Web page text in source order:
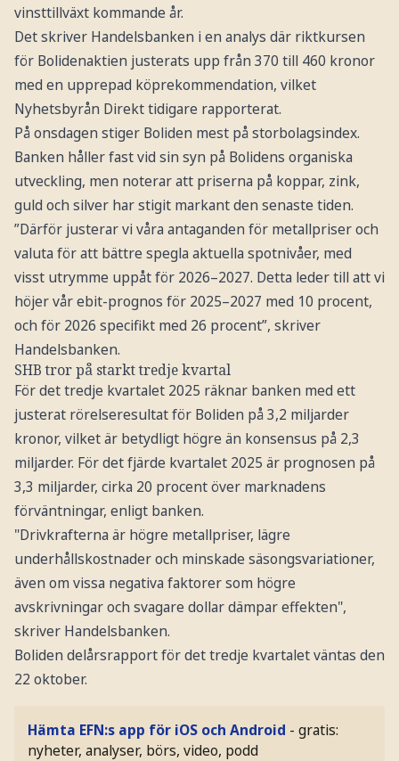
vinsttillväxt kommande år.
Det skriver Handelsbanken i en analys där riktkursen
för Bolidenaktien justerats upp från 370 till 460 kronor
med en upprepad köprekommendation, vilket
Nyhetsbyrån Direkt tidigare rapporterat.
På onsdagen stiger Boliden mest på storbolagsindex.
Banken håller fast vid sin syn på Bolidens organiska
utveckling, men noterar att priserna på koppar, zink,
guld och silver har stigit markant den senaste tiden.
”Därför justerar vi våra antaganden för metallpriser och
valuta för att bättre spegla aktuella spotnivåer, med
visst utrymme uppåt för 2026–2027. Detta leder till att vi
höjer vår ebit-prognos för 2025–2027 med 10 procent,
och för 2026 specifikt med 26 procent”, skriver
Handelsbanken.
SHB tror på starkt tredje kvartal
För det tredje kvartalet 2025 räknar banken med ett
justerat rörelseresultat för Boliden på 3,2 miljarder
kronor, vilket är betydligt högre än konsensus på 2,3
miljarder. För det fjärde kvartalet 2025 är prognosen på
3,3 miljarder, cirka 20 procent över marknadens
förväntningar, enligt banken.
"Drivkrafterna är högre metallpriser, lägre
underhållskostnader och minskade säsongsvariationer,
även om vissa negativa faktorer som högre
avskrivningar och svagare dollar dämpar effekten",
skriver Handelsbanken.
Boliden delårsrapport för det tredje kvartalet väntas den
22 oktober.
Hämta EFN:s app för iOS och Android - gratis:
nyheter, analyser, börs, video, podd